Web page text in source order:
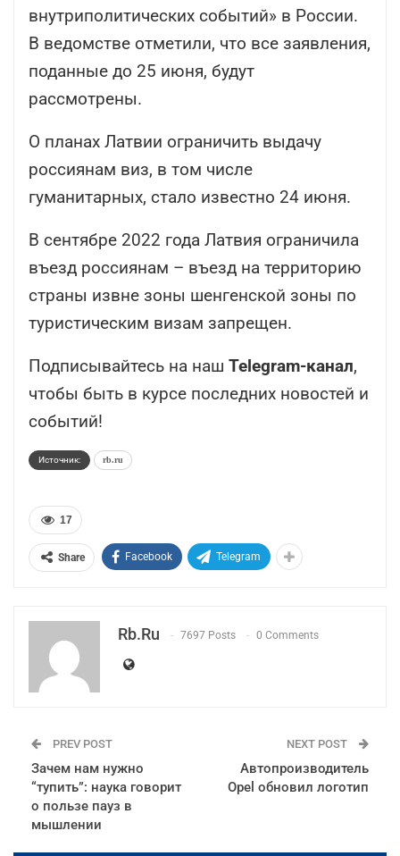
внутриполитических событий» в России.
В ведомстве отметили, что все заявления,
поданные до 25 июня, будут
рассмотрены.
О планах Латвии ограничить выдачу
россиянам виз, в том числе
гуманитарных, стало известно 24 июня.
В сентябре 2022 года Латвия ограничила
въезд россиянам – въезд на территорию
страны извне зоны шенгенской зоны по
туристическим визам запрещен.
Подписывайтесь на наш Telegram-канал,
чтобы быть в курсе последних новостей и
событий!
Источник: rb.ru
17
Share Facebook Telegram
Rb.ru 7697 Posts 0 Comments
PREV POST
Зачем нам нужно
“тупить”: наука говорит
о пользе пауз в
мышлении
NEXT POST
Автопроизводитель
Opel обновил логотип